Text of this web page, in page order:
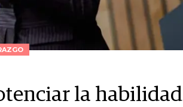
la habilidad